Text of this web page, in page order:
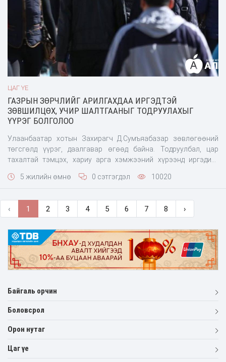
ЦАГ ҮЕ
ГАЗРЫН ЗӨРЧЛИЙГ АРИЛГАХДАА ИРГЭДТЭЙ
ЗӨВШИЛЦӨХ, УЧИР ШАЛТГААНЫГ ТОДРУУЛАХЫГ
ҮҮРЭГ БОЛГОЛОО
Улаанбаатар хотын Захирагч Д.Сумъяабазар зөвлөгөөний
төгсгөлд үүрэг, даалгавар өгөөд байна. Тодруулбал, цар
тахалтай тэмцэх, хариу арга хэмжээний хүрээнд иргэдийг
зохион байгуулалтын ажлуудаа эрчимжүүлж ажиллахыг үүрэг
5 жилийн өмнө 0 сэтгэгдэл 10020
‹ 1 2 3 4 5 6 7 8 ›
Байгаль орчин
Боловсрол
Орон нутаг
Цаг үе